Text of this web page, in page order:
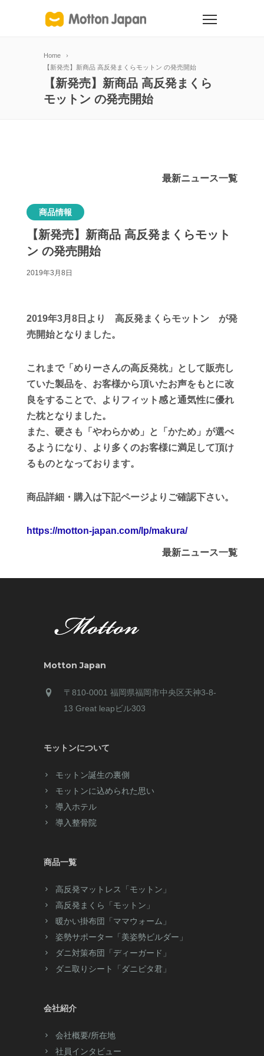
Home
【新発売】新商品 高反発まくらモットン の発売開始
【新発売】新商品 高反発まくら
モットン の発売開始
最新ニュース一覧
商品情報
【新発売】新商品 高反発まくらモット
ン の発売開始
2019年3月8日
2019年3月8日より 高反発まくらモットン が発
売開始となりました。
これまで「めりーさんの高反発枕」として販売し
ていた製品を、お客様から頂いたお声をもとに改
良をすることで、よりフィット感と通気性に優れ
た枕となりました。
また、硬さも「やわらかめ」と「かため」が選べ
るようになり、より多くのお客様に満足して頂け
るものとなっております。
商品詳細・購入は下記ページよりご確認下さい。
https://motton-japan.com/lp/makura/
最新ニュース一覧
Motton Japan
〒810-0001 福岡県福岡市中央区天神3-8-
13 Great leapビル303
モットンについて
モットン誕生の裏側
モットンに込められた思い
導入ホテル
導入整骨院
商品一覧
高反発マットレス「モットン」
高反発まくら「モットン」
暖かい掛布団「ママウォーム」
姿勢サポーター「美姿勢ビルダー」
ダニ対策布団「ディーガード」
ダニ取りシート「ダニピタ君」
会社紹介
会社概要/所在地
社員インタビュー